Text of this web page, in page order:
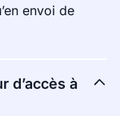
envoi de
d’accès à